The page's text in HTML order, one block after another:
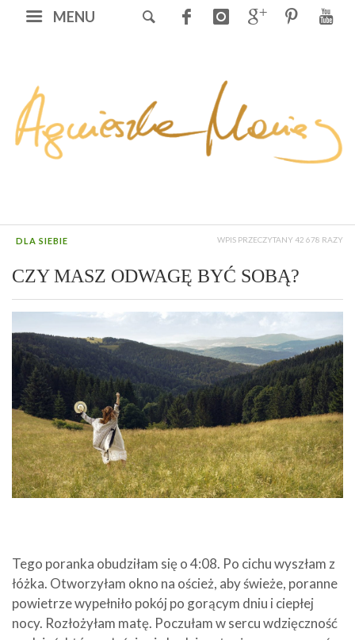
MENU
DLA SIEBIE WPIS PRZECZYTANY 42 678 RAZY
CZY MASZ ODWAGĘ BYĆ SOBĄ?
Tego poranka obudziłam się o 4:08. Po cichu wyszłam z
łóżka. Otworzyłam okno na oścież, aby świeże, poranne
powietrze wypełniło pokój po gorącym dniu i ciepłej
nocy. Rozłożyłam matę. Poczułam w sercu wdzięczność